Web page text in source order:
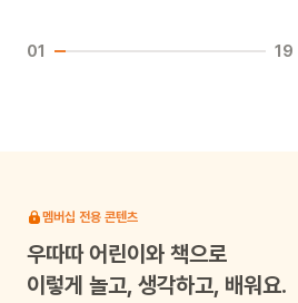
01 19
멤버십 전용 콘텐츠
우따따어린이와 책으로
이렇게 놀고, 생각하고, 배워요.